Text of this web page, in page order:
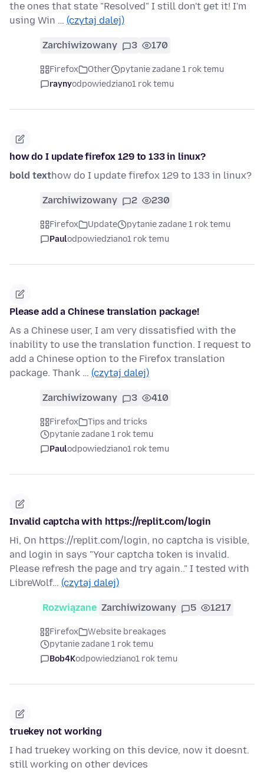
the ones that state "Resolved" I still don't get it! I'm
using Win … (czytaj dalej)
Zarchiwizowany 3 170
Firefox Other
pytanie zadane 1 rok temu
raynyodpowiedziano1 rok temu
how do I update firefox 129 to 133 in linux?
bold texthow do I update firefox 129 to 133 in linux?
Zarchiwizowany 2 230
Firefox Update
pytanie zadane 1 rok temu
Paulodpowiedziano1 rok temu
Please add a Chinese translation package!
As a Chinese user, I am very dissatisfied with the
inability to use the translation function. I request to
add a Chinese option to the Firefox translation
package. Thank … (czytaj dalej)
Zarchiwizowany 3 410
Firefox
Tips and tricks
pytanie zadane 1 rok temu
Paulodpowiedziano1 rok temu
Invalid captcha with https://replit.com/login
Hi, On https://replit.com/login, no captcha is visible,
and login in says "Your captcha token is invalid.
Please refresh the page and try again.." I tested with
LibreWolf… (czytaj dalej)
Rozwiązane Zarchiwizowany 5 1217
Firefox
Website breakages
pytanie zadane 1 rok temu
Bob4Kodpowiedziano1 rok temu
truekey not working
I had truekey working on this device, now it doesnt.
still working on other devices